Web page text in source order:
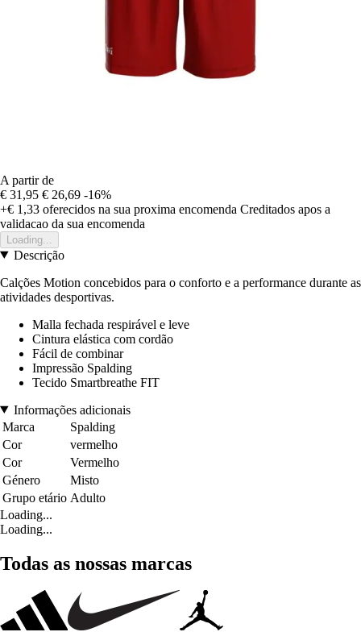
A partir de
€ 31,95 € 26,69 -16%
+€ 1,33 oferecidos na sua proxima encomenda Creditados apos a
validacao da sua encomenda
Loading...
Descrição
Calções Motion concebidos para o conforto e a performance durante as
atividades desportivas.
Malla fechada respirável e leve
Cintura elástica com cordão
Fácil de combinar
Impressão Spalding
Tecido Smartbreathe FIT
Informações adicionais
Marca
Spalding
Cor
vermelho
Cor
Vermelho
Género
Misto
Grupo etário Adulto
Loading...
Loading...
Todas as nossas marcas